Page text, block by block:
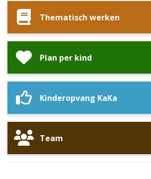
Thematisch werken
Plan per kind
Kinderopvang KaKa
Team